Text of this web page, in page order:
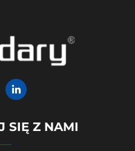
SIĘ Z NAMI